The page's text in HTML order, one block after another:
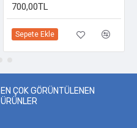
700,00TL
Sepete Ekle
EN ÇOK GÖRÜNTÜLENEN
ÜRÜNLER